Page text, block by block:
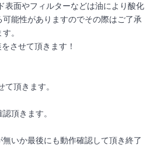
面やフィルターなどは油により酸化
可能性がありますのでその際はご了承
。
させて頂きます！
頂きます。
頂きます。
いか最後にも動作確認して頂き終了